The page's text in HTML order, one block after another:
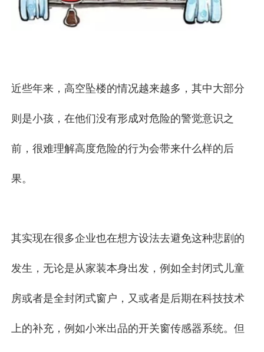
近些年来，高空坠楼的情况越来越多，其中大部分
则是小孩，在他们没有形成对危险的警觉意识之
前，很难理解高度危险的行为会带来什么样的后
果。
其实现在很多企业也在想方设法去避免这种悲剧的
发生，无论是从家装本身出发，例如全封闭式儿童
房或者是全封闭式窗户，又或者是后期在科技技术
上的补充，例如小米出品的开关窗传感器系统。但